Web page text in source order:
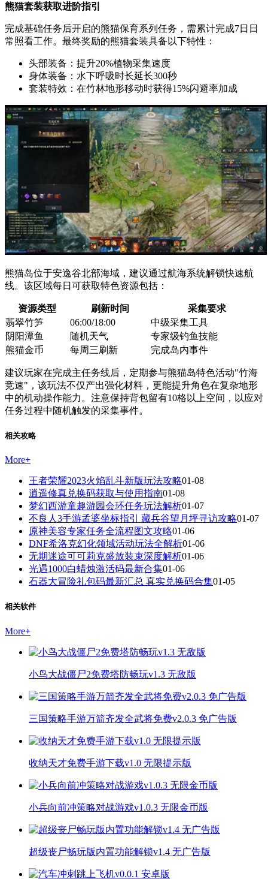
熊猫套装获取进阶指引
完成基础任务后开启的熊猫保育系列任务，需累计完成7日日
常照看工作。最终奖励的熊猫套装具备以下特性：
头部装备：提升20%植物采集速度
身体装备：水下呼吸时长延长300秒
套装特效：在竹林地形移动时获得15%闪避率加成
熊猫岛位于安逸谷北部海域，建议通过航海系统解锁快速航
线。该区域每日可获取特色资源包括：
资源类型 刷新时间
采集要求
翡翠竹笋
06:00/18:00
中级采集工具
阴阳潭鱼
随机天气
专家级钓鱼技能
熊猫金币
每周三刷新 完成岛内事件
建议玩家在完成主任务线后，定期参与熊猫岛特色活动"竹海
竞速"，该玩法不仅产出强化材料，更能提升角色在复杂地形
中的机动操作能力。注意保持背包留有10格以上空间，以应对
任务过程中随机触发的采集事件。
相关攻略
More+
王者荣耀2023火焰乱斗新版玩法攻略01-08
逍遥修真兑换码获取与使用指南01-08
梦幻西游童趣游园会环任务玩法解析01-07
不良人3手游孟婆坐标指引 藏兵谷望月坪寻访攻略01-07
原神美容专家任务全流程图文攻略01-06
DNF希洛克幻化领域活动玩法全解析01-06
无期迷途可可莉克盛放装束深度解析01-06
光遇1000白蜡烛激活码最新合集01-06
石器大冒险礼包码最新汇总 真实兑换码合集01-05
相关软件
More+
小鸟大战僵尸2免费塔防畅玩v1.3 无敌版
三国策略手游万箭齐发全武将免费v2.0.3 免广告版
收纳天才免费手游下载v1.0 无限提示版
小兵向前冲策略对战游戏v1.0.3 无限金币版
超级丧尸畅玩版内置功能解锁v1.4 无广告版